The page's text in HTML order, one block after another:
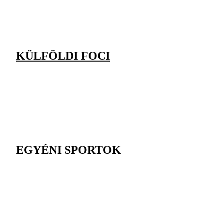
KÜLFÖLDI FOCI
EGYÉNI SPORTOK